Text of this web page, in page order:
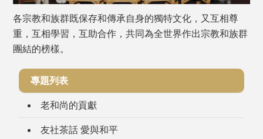
各宗教和族群既保存和傳承自身的獨特文化，又互相尊
重，互相學習，互助合作，共同為全世界作出宗教和族群
團結的榜樣。
專題列表
老和尚的貢獻
友社茶話 愛與和平